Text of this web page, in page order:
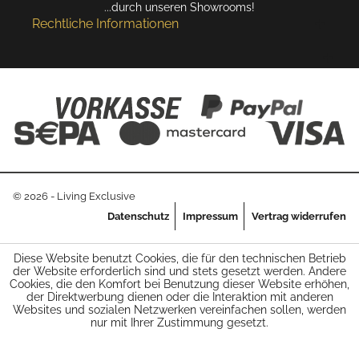
...durch unseren Showrooms!
Rechtliche Informationen
© 2026 - Living Exclusive
Datenschutz
Impressum Vertrag widerrufen
Diese Website benutzt Cookies, die für den technischen Betrieb
der Website erforderlich sind und stets gesetzt werden. Andere
Cookies, die den Komfort bei Benutzung dieser Website erhöhen,
der Direktwerbung dienen oder die Interaktion mit anderen
Websites und sozialen Netzwerken vereinfachen sollen, werden
nur mit Ihrer Zustimmung gesetzt.